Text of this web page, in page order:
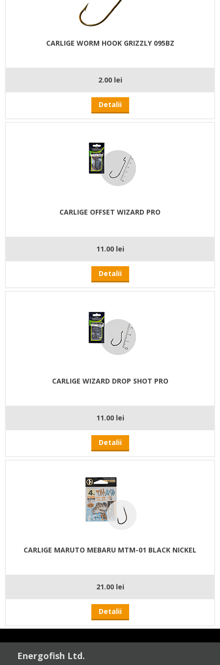
CARLIGE WORM HOOK GRIZZLY 095BZ
2.00 lei
Detalii
CARLIGE OFFSET WIZARD PRO
11.00 lei
Detalii
CARLIGE WIZARD DROP SHOT PRO
11.00 lei
Detalii
CARLIGE MARUTO MEBARU MTM-01 BLACK NICKEL
21.00 lei
Detalii
Energofish Ltd.